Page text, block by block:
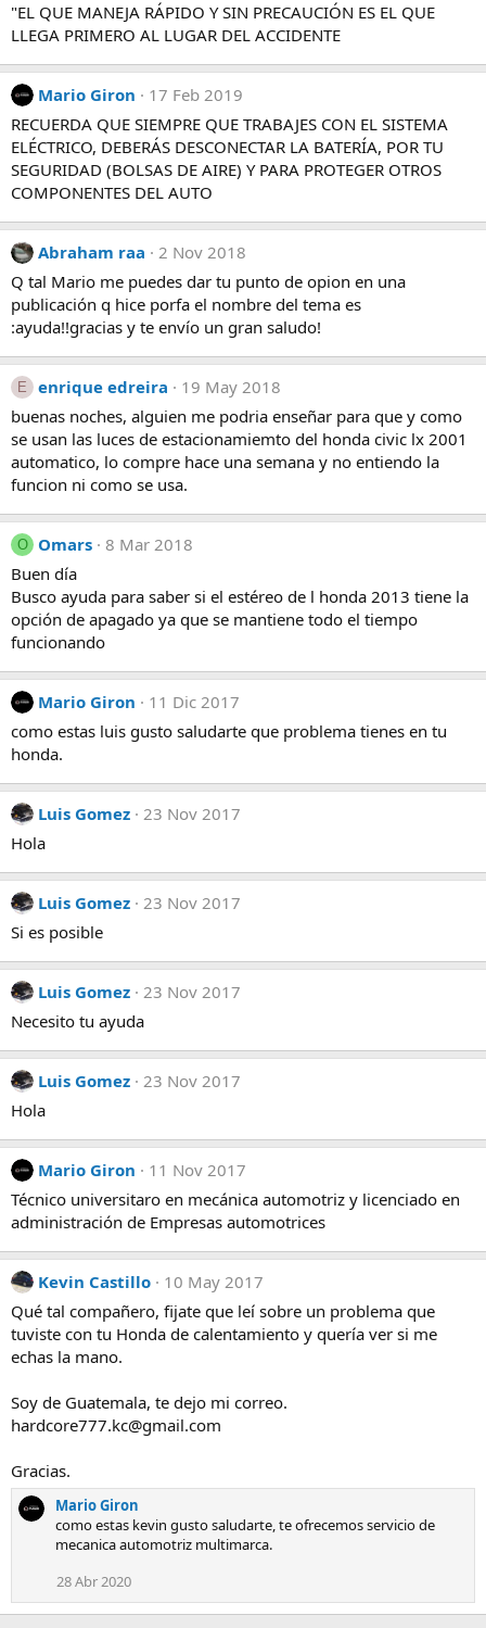
"EL QUE MANEJA RÁPIDO Y SIN PRECAUCIÓN ES EL QUE
LLEGA PRIMERO AL LUGAR DEL ACCIDENTE
Mario Giron
17 Feb 2019
RECUERDA QUE SIEMPRE QUE TRABAJES CON EL SISTEMA
ELÉCTRICO, DEBERÁS DESCONECTAR LA BATERÍA, POR TU
SEGURIDAD (BOLSAS DE AIRE) Y PARA PROTEGER OTROS
COMPONENTES DEL AUTO
Abraham raa
2 Nov 2018
Q tal Mario me puedes dar tu punto de opion en una
publicación q hice porfa el nombre del tema es
:ayuda!!gracias y te envío un gran saludo!
E enrique edreira
19 May 2018
buenas noches, alguien me podria enseñar para que y como
se usan las luces de estacionamiemto del honda civic lx 2001
automatico, lo compre hace una semana y no entiendo la
funcion ni como se usa.
O Omars 8 Mar 2018
Buen día
Busco ayuda para saber si el estéreo de l honda 2013 tiene la
opción de apagado ya que se mantiene todo el tiempo
funcionando
Mario Giron
11 Dic 2017
como estas luis gusto saludarte que problema tienes en tu
honda.
Luis Gomez 23 Nov 2017
Hola
Luis Gomez 23 Nov 2017
Si es posible
Luis Gomez 23 Nov 2017
Necesito tu ayuda
Luis Gomez 23 Nov 2017
Hola
Mario Giron
11 Nov 2017
Técnico universitaro en mecánica automotriz y licenciado en
administración de Empresas automotrices
Kevin Castillo
10 May 2017
Qué tal compañero, fijate que leí sobre un problema que
tuviste con tu Honda de calentamiento y quería ver si me
echas la mano.
Soy de Guatemala, te dejo mi correo.
hardcore777.kc@gmail.com
Gracias.
Mario Giron
como estas kevin gusto saludarte, te ofrecemos servicio de
mecanica automotriz multimarca.
28 Abr 2020